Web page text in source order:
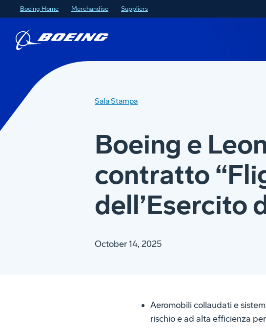
Boeing Home Merchandise Suppliers
Sala Stampa
Boeing e
contratto
dell’Esercito
October 14, 2025
Aeromobili collaudati e
rischio e ad alta efficienza